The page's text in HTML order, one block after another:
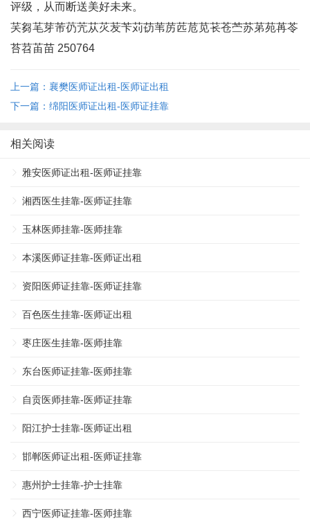
评级，从而断送美好未来。
芺芻芼芽芾芿苀苁苂苃苄苅苆苇苈苉苊苋苌苍苎苏苐苑苒苓
苔苕苖苗 250764
上一篇：襄樊医师证出租-医师证出租
下一篇：绵阳医师证出租-医师证挂靠
相关阅读
雅安医师证出租-医师证挂靠
湘西医生挂靠-医师证挂靠
玉林医师挂靠-医师挂靠
本溪医师证挂靠-医师证出租
资阳医师证挂靠-医师证挂靠
百色医生挂靠-医师证出租
枣庄医生挂靠-医师挂靠
东台医师证挂靠-医师挂靠
自贡医师挂靠-医师证挂靠
阳江护士挂靠-医师证出租
邯郸医师证出租-医师证挂靠
惠州护士挂靠-护士挂靠
西宁医师证挂靠-医师挂靠